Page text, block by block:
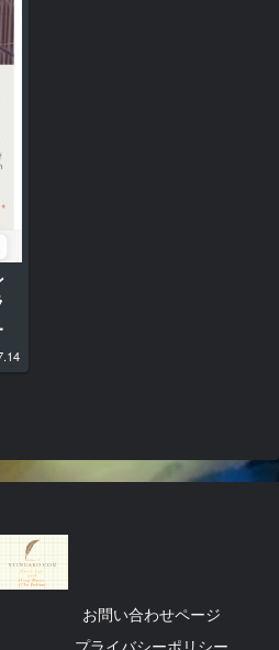
お問い合わせページ
プライバシーポリシー